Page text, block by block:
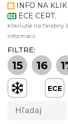
INFO NA KLIK
ECE CERT.
Kliknutie na farebný
informácií.
FILTRE:
15 16
ECE